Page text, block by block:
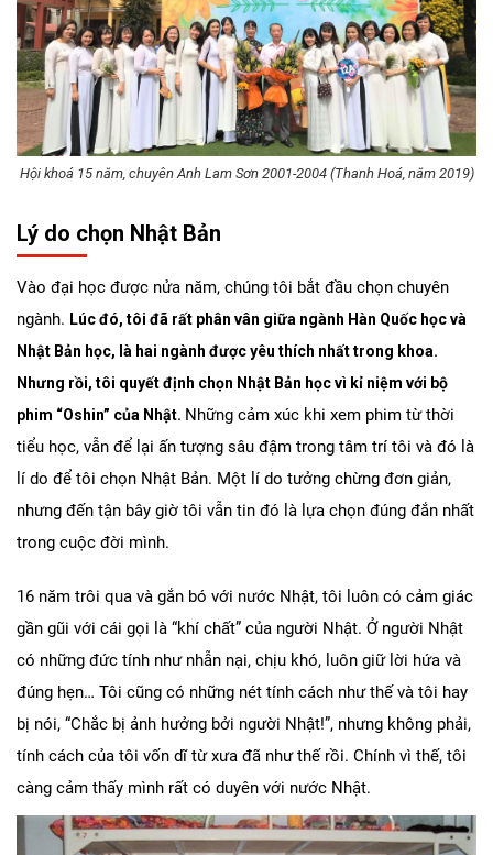
Hội khoá 15 năm, chuyên Anh Lam Sơn 2001-2004 (Thanh Hoá, năm 2019)
Lý do chọn Nhật Bản
Vào đại học được nửa năm, chúng tôi bắt đầu chọn chuyên
ngành. Lúc đó, tôi đã rất phân vân giữa ngành Hàn Quốc học và
Nhật Bản học, là hai ngành được yêu thích nhất trong khoa.
Nhưng rồi, tôi quyết định chọn Nhật Bản học vì kỉ niệm với bộ
phim “Oshin” của Nhật. Những cảm xúc khi xem phim từ thời
tiểu học, vẫn để lại ấn tượng sâu đậm trong tâm trí tôi và đó là
lí do để tôi chọn Nhật Bản. Một lí do tưởng chừng đơn giản,
nhưng đến tận bây giờ tôi vẫn tin đó là lựa chọn đúng đắn nhất
trong cuộc đời mình.
16 năm trôi qua và gắn bó với nước Nhật, tôi luôn có cảm giác
gần gũi với cái gọi là “khí chất” của người Nhật. Ở người Nhật
có những đức tính như nhẫn nại, chịu khó, luôn giữ lời hứa và
đúng hẹn… Tôi cũng có những nét tính cách như thế và tôi hay
bị nói, “Chắc bị ảnh hưởng bởi người Nhật!”, nhưng không phải,
tính cách của tôi vốn dĩ từ xưa đã như thế rồi. Chính vì thế, tôi
càng cảm thấy mình rất có duyên với nước Nhật.